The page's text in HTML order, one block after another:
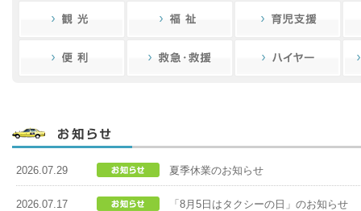
2026.07.29 夏季休業のお知らせ
2026.07.17 「8月5日はタクシーの日」のお知らせ